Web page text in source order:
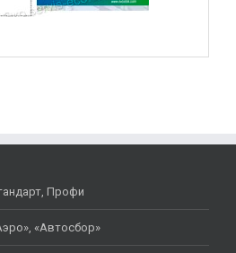
Профи
«Автосбор»